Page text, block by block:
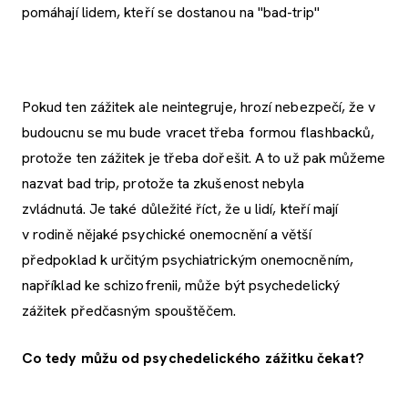
pomáhají lidem, kteří se dostanou na "bad-trip"
Pokud ten zážitek ale neintegruje, hrozí nebezpečí, že v
budoucnu se mu bude vracet třeba formou flashbacků,
protože ten zážitek je třeba dořešit. A to už pak můžeme
nazvat bad trip, protože ta zkušenost nebyla
zvládnutá. Je také důležité říct, že u lidí, kteří mají
v rodině nějaké psychické onemocnění a větší
předpoklad k určitým psychiatrickým onemocněním,
například ke schizofrenii, může být psychedelický
zážitek předčasným spouštěčem.
Co tedy můžu od psychedelického zážitku čekat?